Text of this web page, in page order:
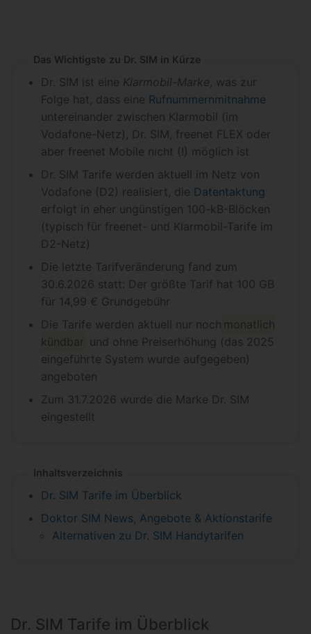
Das Wichtigste zu Dr. SIM in Kürze
Dr. SIM ist eine Klarmobil-Marke, was zur
Folge hat, dass eine Rufnummernmitnahme
untereinander zwischen Klarmobil (im
Vodafone-Netz), Dr. SIM, freenet FLEX oder
aber freenet Mobile nicht (!) möglich ist
Dr. SIM Tarife werden aktuell im Netz von
Vodafone (D2) realisiert, die Datentaktung
erfolgt in eher ungünstigen 100-kB-Blöcken
(typisch für freenet- und Klarmobil-Tarife im
D2-Netz)
Die letzte Tarifveränderung fand zum
30.6.2026 statt: Der größte Tarif hat 100 GB
für 14,99 € Grundgebühr
Die Tarife werden aktuell nur noch monatlich
kündbar
und ohne Preiserhöhung (das 2025
eingeführte System wurde aufgegeben)
angeboten
Zum 31.7.2026 wurde die Marke Dr. SIM
eingestellt
Inhaltsverzeichnis
Dr. SIM Tarife im Überblick
Doktor SIM News, Angebote & Aktionstarife
Alternativen zu Dr. SIM Handytarifen
Dr. SIM Tarife im Überblick